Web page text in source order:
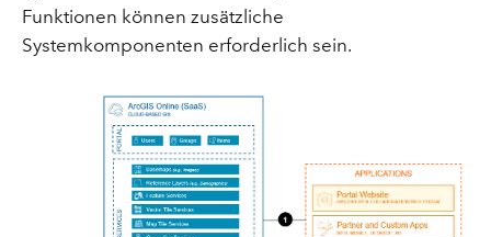
Funktionen können zusätzliche
Systemkomponenten erforderlich sein.